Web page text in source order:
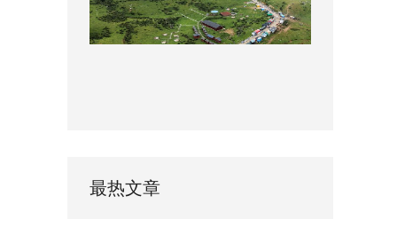
最热文章